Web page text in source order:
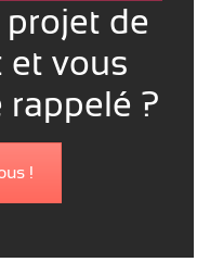
de
et vous
?
!